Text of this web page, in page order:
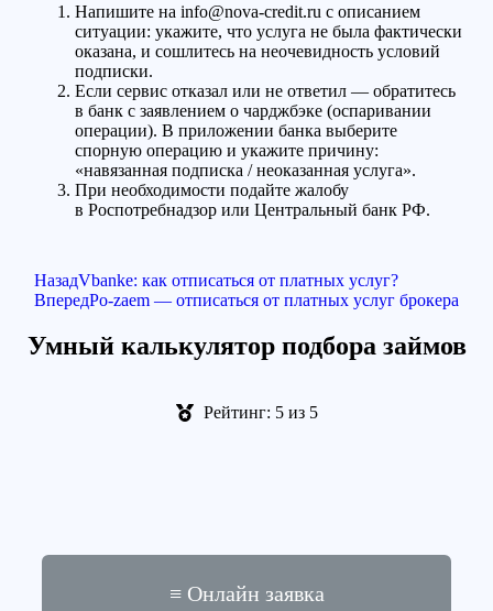
Напишите на info@nova-credit.ru с описанием
ситуации: укажите, что услуга не была фактически
оказана, и сошлитесь на неочевидность условий
подписки.
Если сервис отказал или не ответил — обратитесь
в банк с заявлением о чарджбэке (оспаривании
операции). В приложении банка выберите
спорную операцию и укажите причину:
«навязанная подписка / неоказанная услуга».
При необходимости подайте жалобу
в Роспотребнадзор или Центральный банк РФ.
НазадVbanke: как отписаться от платных услуг?
ВпередPo-zaem — отписаться от платных услуг брокера
Умный калькулятор подбора займов
Рейтинг: 5 из 5
≡ Онлайн заявка